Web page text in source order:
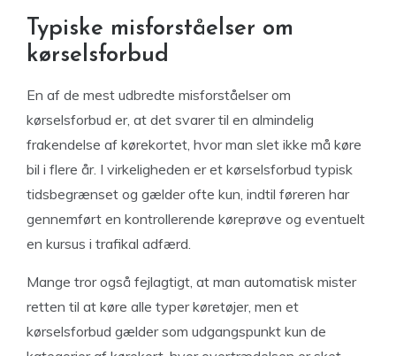
Typiske misforståelser om
kørselsforbud
En af de mest udbredte misforståelser om
kørselsforbud er, at det svarer til en almindelig
frakendelse af kørekortet, hvor man slet ikke må køre
bil i flere år. I virkeligheden er et kørselsforbud typisk
tidsbegrænset og gælder ofte kun, indtil føreren har
gennemført en kontrollerende køreprøve og eventuelt
en kursus i trafikal adfærd.
Mange tror også fejlagtigt, at man automatisk mister
retten til at køre alle typer køretøjer, men et
kørselsforbud gælder som udgangspunkt kun de